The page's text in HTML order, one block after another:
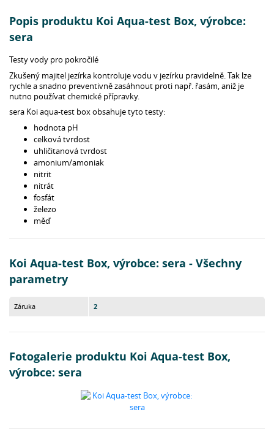
Popis produktu Koi Aqua-test Box, výrobce:
sera
Testy vody pro pokročilé
Zkušený majitel jezírka kontroluje vodu v jezírku pravidelně. Tak lze
rychle a snadno preventivně zasáhnout proti např. řasám, aniž je
nutno používat chemické přípravky.
sera Koi aqua-test box obsahuje tyto testy:
hodnota pH
celková tvrdost
uhličitanová tvrdost
amonium/amoniak
nitrit
nitrát
fosfát
železo
měď
Koi Aqua-test Box, výrobce: sera - Všechny
parametry
Záruka 2
Fotogalerie produktu Koi Aqua-test Box,
výrobce: sera